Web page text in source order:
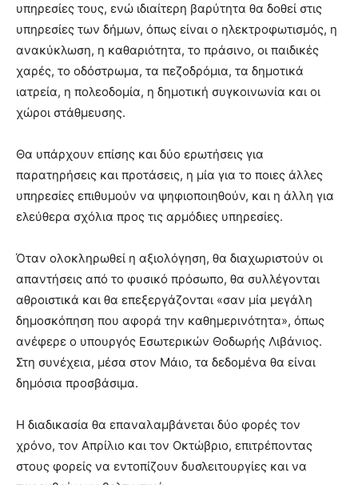
υπηρεσίες τους, ενώ ιδιαίτερη βαρύτητα θα δοθεί στις
υπηρεσίες των δήμων, όπως είναι ο ηλεκτροφωτισμός, η
ανακύκλωση, η καθαριότητα, το πράσινο, οι παιδικές
χαρές, το οδόστρωμα, τα πεζοδρόμια, τα δημοτικά
ιατρεία, η πολεοδομία, η δημοτική συγκοινωνία και οι
χώροι στάθμευσης.
Θα υπάρχουν επίσης και δύο ερωτήσεις για
παρατηρήσεις και προτάσεις, η μία για το ποιες άλλες
υπηρεσίες επιθυμούν να ψηφιοποιηθούν, και η άλλη για
ελεύθερα σχόλια προς τις αρμόδιες υπηρεσίες.
Όταν ολοκληρωθεί η αξιολόγηση, θα διαχωριστούν οι
απαντήσεις από το φυσικό πρόσωπο, θα συλλέγονται
αθροιστικά και θα επεξεργάζονται «σαν μία μεγάλη
δημοσκόπηση που αφορά την καθημερινότητα», όπως
ανέφερε ο υπουργός Εσωτερικών Θοδωρής Λιβάνιος.
Στη συνέχεια, μέσα στον Μάιο, τα δεδομένα θα είναι
δημόσια προσβάσιμα.
Η διαδικασία θα επαναλαμβάνεται δύο φορές τον
χρόνο, τον Απρίλιο και τον Οκτώβριο, επιτρέποντας
στους φορείς να εντοπίζουν δυσλειτουργίες και να